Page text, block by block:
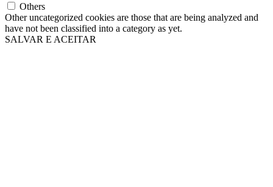
Others
Other uncategorized cookies are those that are being analyzed and
have not been classified into a category as yet.
SALVAR E ACEITAR